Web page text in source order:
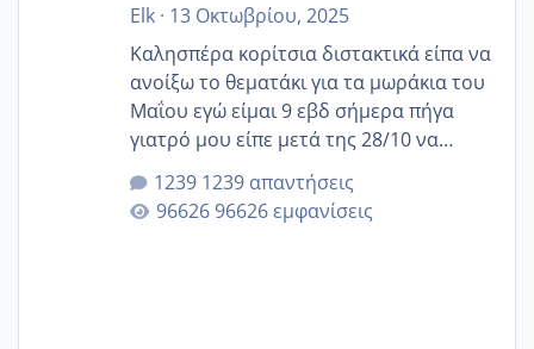
Elk· 13 Οκτωβρίου, 2025
Καλησπέρα κορίτσια διστακτικά είπα να
ανοίξω το θεματάκι για τα μωράκια του
Μαΐου εγώ είμαι 9 εβδ σήμερα πήγα
γιατρό μου είπε μετά της 28/10 να
κλείσω ραντεβού για την αυχενική είναι
καμιά άλλη κοπέλα να γεννάει Μάιο ;;
1239 απαντήσεις
96626 εμφανίσεις